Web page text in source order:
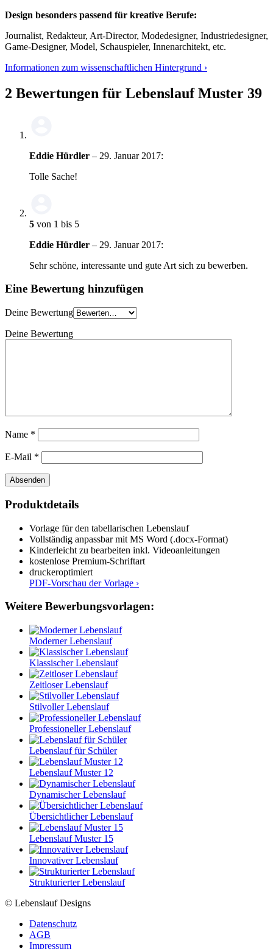
Design besonders passend für kreative Berufe:
Journalist, Redakteur, Art-Director, Modedesigner, Industriedesigner,
Game-Designer, Model, Schauspieler, Innenarchitekt, etc.
Informationen zum wissenschaftlichen Hintergrund ›
2 Bewertungen für Lebenslauf Muster 39
Eddie Hürdler – 29. Januar 2017:
Tolle Sache!
5 von 1 bis 5
Eddie Hürdler – 29. Januar 2017:
Sehr schöne, interessante und gute Art sich zu bewerben.
Eine Bewertung hinzufügen
Deine Bewertung
Deine Bewertung
Name *
E-Mail *
Produktdetails
Vorlage für den tabellarischen Lebenslauf
Vollständig anpassbar mit MS Word (.docx-Format)
Kinderleicht zu bearbeiten inkl. Videoanleitungen
kostenlose Premium-Schriftart
druckeroptimiert
PDF-Vorschau der Vorlage ›
Weitere Bewerbungsvorlagen:
Moderner Lebenslauf
Klassischer Lebenslauf
Zeitloser Lebenslauf
Stilvoller Lebenslauf
Professioneller Lebenslauf
Lebenslauf für Schüler
Lebenslauf Muster 12
Dynamischer Lebenslauf
Übersichtlicher Lebenslauf
Lebenslauf Muster 15
Innovativer Lebenslauf
Strukturierter Lebenslauf
© Lebenslauf Designs
Datenschutz
AGB
Impressum